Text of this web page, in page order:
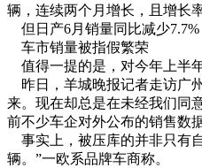
辆，连续两个月增长，且增长
但日产6月销量同比减少7.7%
车市销量被指假繁荣
值得一提的是，对今年上半
昨日，羊城晚报记者走访广
来。现在却总是在未经我们同
前不少车企对外公布的销售数
事实上，被压库的并非只有
辆。”一欧系品牌车商称。